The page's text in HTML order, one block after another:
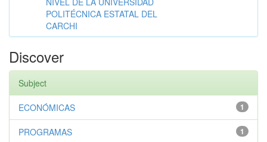
POLITÉCNICA ESTATAL DEL
CARCHI
Discover
Subject
1
ECONÓMICAS
1
PROGRAMAS